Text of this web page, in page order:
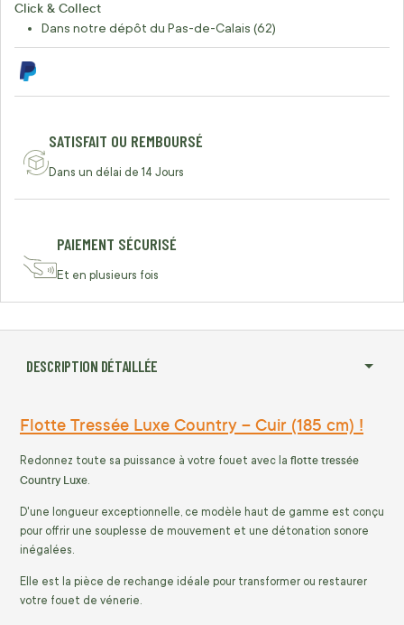
Click & Collect
Dans notre dépôt du Pas-de-Calais (62)
SATISFAIT OU REMBOURSÉ
Dans un délai de 14 Jours
PAIEMENT SÉCURISÉ
Et en plusieurs fois
DESCRIPTION DÉTAILLÉE
Flotte Tressée Luxe Country – Cuir (185 cm) !
Redonnez toute sa puissance à votre fouet avec la flotte tressée
Country Luxe.
D'une longueur exceptionnelle, ce modèle haut de gamme est conçu
pour offrir une souplesse de mouvement et une détonation sonore
inégalées.
Elle est la pièce de rechange idéale pour transformer ou restaurer
votre fouet de vénerie.